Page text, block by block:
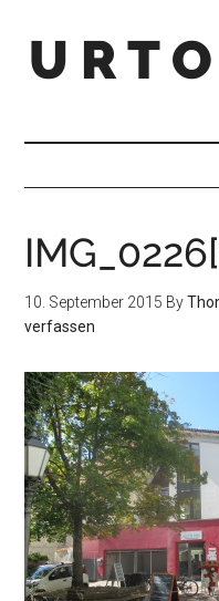
U R T
10. September 2015 By
verfassen